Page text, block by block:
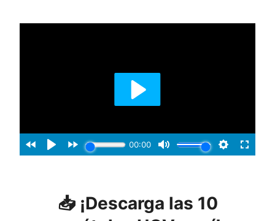
📥 ¡Descarga las 10